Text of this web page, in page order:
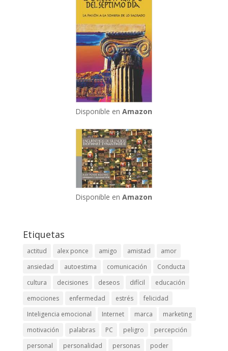
Disponible enAmazon
Disponible enAmazon
Etiquetas
actitud alex ponce amigo amistad
amor
ansiedad
autoestima comunicación
Conducta
cultura
decisiones deseos difícil
educación
emociones
enfermedad estrés
felicidad
Inteligencia emocional
Internet marca
marketing
motivación
palabras PC peligro
percepción
personal
personalidad personas
poder